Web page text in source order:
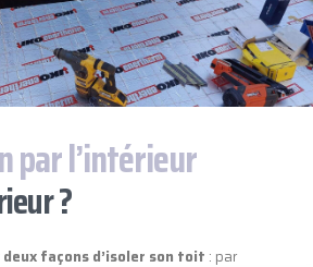
par l’intérieur
?
deux façons d’isoler son toit : par